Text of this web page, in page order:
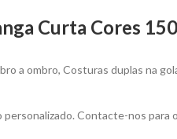
Curta Cores
a ombro, Costuras duplas na
Contacte-nos para